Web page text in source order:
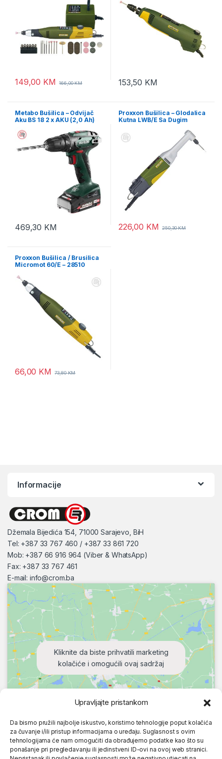
Upravljajte pristankom
Da bismo pružili najbolje iskustvo, koristimo tehnologije poput kolačića
za čuvanje i/ili pristup informacijama o uređaju. Suglasnost s ovim
tehnologijama će nam omogućiti da obrađujemo podatke kao što su
ponašanje pri pregledavanju ili jedinstveni ID-ovi na ovoj web stranici.
149,00 KM 166,00KM 153,50 KM
Metabo Bušilica – Odvijač
Aku BS 18 2 x AKU (2,0 Ah)
602207560
469,30 KM
Proxxon Bušilica – Glodalica
Kutna LWB/E Sa Dugim
226,00 KM 250,30KM
Proxxon Bušilica / Brusilica
Micromot 60/E – 28510
66,00 KM 73,80KM
Informacije
Džemala Bijedića 154, 71000 Sarajevo, BiH
Tel: +387 33 767 460 / +387 33 861 720
Mob: +387 66 916 964 (Viber & WhatsApp)
Fax: +387 33 767 461
E-mail: info@crom.ba
Kliknite da biste prihvatili marketing
kolačiće i omogućili ovaj sadržaj